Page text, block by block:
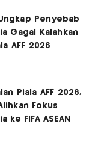
Penyebab
Gagal Kalahkan
AFF 2026
Piala AFF 2026,
Fokus
ke FIFA ASEAN